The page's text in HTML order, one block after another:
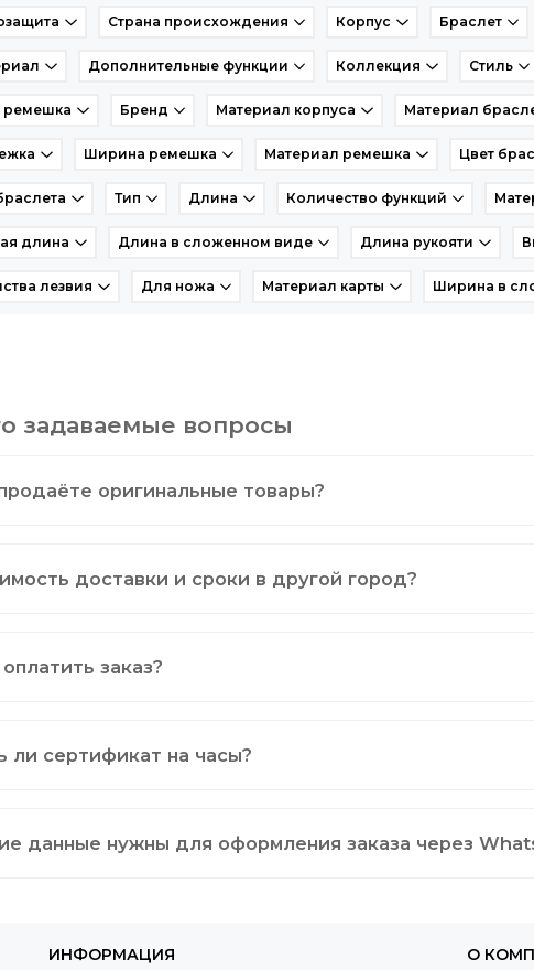
Страна происхождения Корпус Браслет
Дополнительные функции Коллекция Стиль
ремешка Бренд Материал корпуса Материал
Ширина ремешка Материал ремешка Цвет
Тип Длина Количество функций
длина Длина в сложенном виде Длина рукояти
лезвия Для ножа Материал карты Ширина в
задаваемые вопросы
оригинальные товары?
доставки и сроки в другой город?
заказ?
ли сертификат на часы?
данные нужны для оформления заказа через
ИНФОРМАЦИЯ О